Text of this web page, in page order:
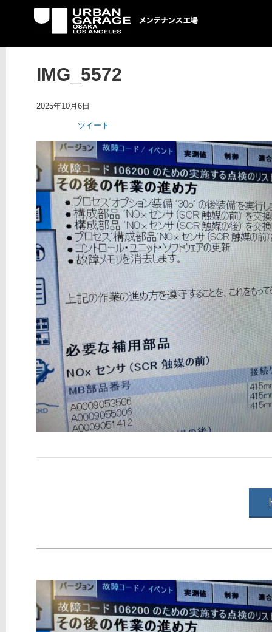
UG メンテナンス工場
IMG_5572
2025年10月6日
ツイート